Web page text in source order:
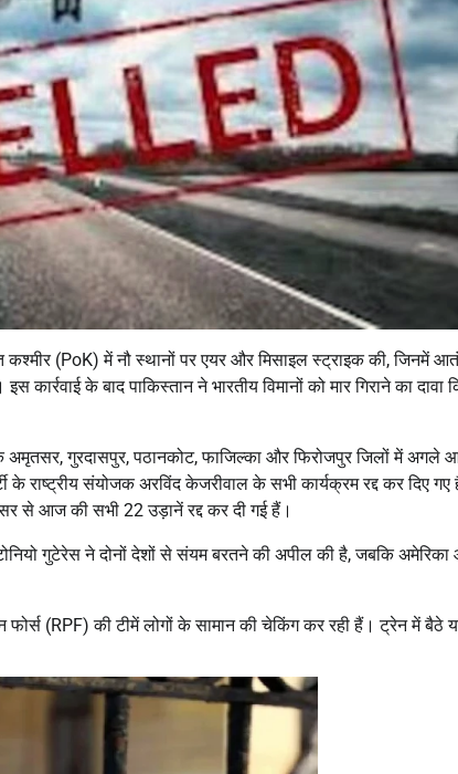
(PoK) में नौ स्थानों पर एयर और मिसाइल स्ट्राइक की, जिनमें
के बाद पाकिस्तान ने भारतीय विमानों को मार गिराने का दावा
गुरदासपुर, पठानकोट, फाजिल्का और फिरोजपुर जिलों में अगले
संयोजक अरविंद केजरीवाल के सभी कार्यक्रम रद्द कर दिए गए
से आज की सभी 22 उड़ानें रद्द कर दी गई हैं।
गुटेरेस ने दोनों देशों से संयम बरतने की अपील की है, जबकि
(RPF) की टीमें लोगों के सामान की चेकिंग कर रही हैं। ट्रेन में बैठे